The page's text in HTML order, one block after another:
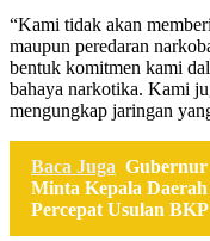
“Kami tidak akan
maupun peredaran
bentuk komitmen kami
bahaya narkotika. Kami
mengungkap jaringan
Baca Juga Gubernur
Minta Kepala
Percepat Usulan BKP